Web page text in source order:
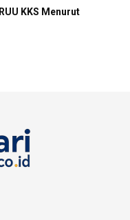
KKS Menurut